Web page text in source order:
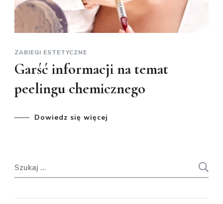
ZABIEGI ESTETYCZNE
Garść informacji na temat
peelingu chemicznego
Dowiedz się więcej
Szukaj: